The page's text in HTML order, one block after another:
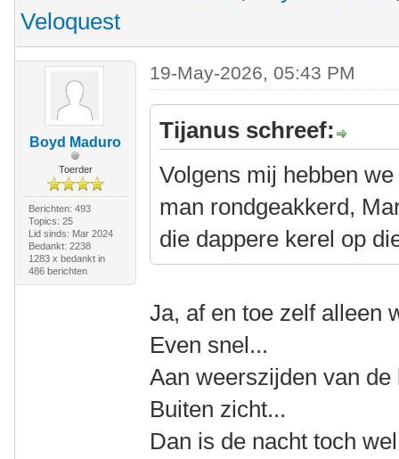
Veloquest
Boyd Maduro
Toerder
Berichten: 493
Topics: 25
Lid sinds: Mar 2024
Bedankt: 2238
1283 x bedankt in
486 berichten
19-May-2026, 05:43 PM
Tijanus schreef:
Volgens mij hebben
man rondgeakkerd,
die dappere kerel op
Ja, af en toe zelf alleen
Even snel...
Aan weerszijden van de
Buiten zicht...
Dan is de nacht toch